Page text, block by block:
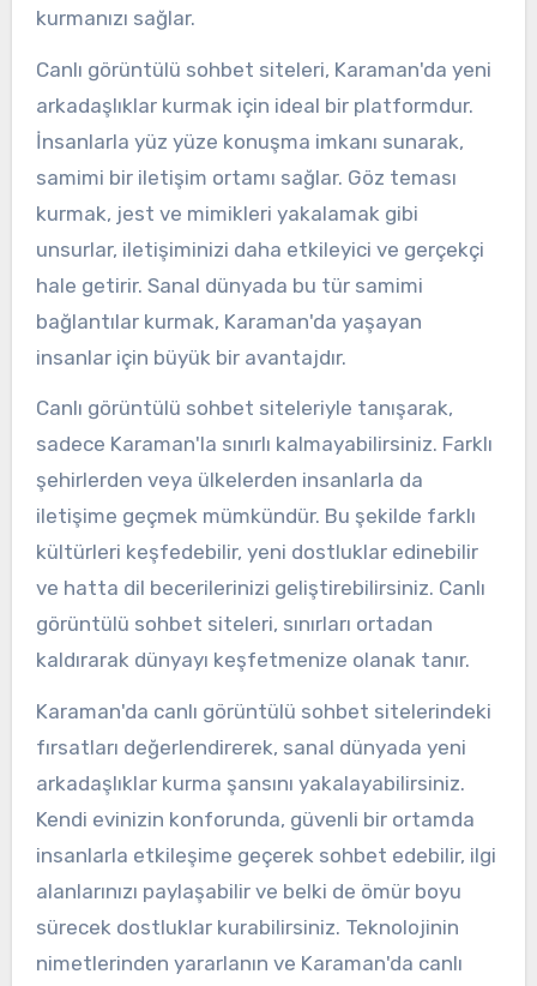
kurmanızı sağlar.
Canlı görüntülü sohbet siteleri, Karaman'da yeni
arkadaşlıklar kurmak için ideal bir platformdur.
İnsanlarla yüz yüze konuşma imkanı sunarak,
samimi bir iletişim ortamı sağlar. Göz teması
kurmak, jest ve mimikleri yakalamak gibi
unsurlar, iletişiminizi daha etkileyici ve gerçekçi
hale getirir. Sanal dünyada bu tür samimi
bağlantılar kurmak, Karaman'da yaşayan
insanlar için büyük bir avantajdır.
Canlı görüntülü sohbet siteleriyle tanışarak,
sadece Karaman'la sınırlı kalmayabilirsiniz. Farklı
şehirlerden veya ülkelerden insanlarla da
iletişime geçmek mümkündür. Bu şekilde farklı
kültürleri keşfedebilir, yeni dostluklar edinebilir
ve hatta dil becerilerinizi geliştirebilirsiniz. Canlı
görüntülü sohbet siteleri, sınırları ortadan
kaldırarak dünyayı keşfetmenize olanak tanır.
Karaman'da canlı görüntülü sohbet sitelerindeki
fırsatları değerlendirerek, sanal dünyada yeni
arkadaşlıklar kurma şansını yakalayabilirsiniz.
Kendi evinizin konforunda, güvenli bir ortamda
insanlarla etkileşime geçerek sohbet edebilir, ilgi
alanlarınızı paylaşabilir ve belki de ömür boyu
sürecek dostluklar kurabilirsiniz. Teknolojinin
nimetlerinden yararlanın ve Karaman'da canlı